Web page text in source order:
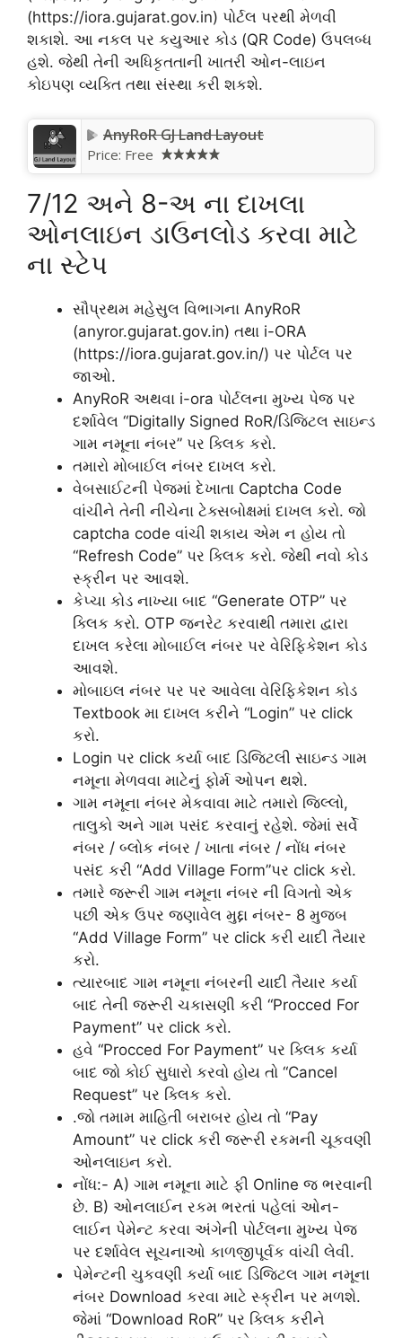
(https://iora.gujarat.gov.in) પોર્ટલ પરથી મેળવી
શકાશે. આ નકલ પર કયુઆર કોડ (QR Code) ઉપલબ્ધ
હશે. જેથી તેની અધિકૃતતાની ખાતરી ઓન-લાઇન
કોઇપણ વ્યક્તિ તથા સંસ્થા કરી શકશે.
AnyRoR GJ Land Layout
Price: Free
7/12 અને 8-અ ના દાખલા
ઓનલાઇન ડાઉનલોડ કરવા માટે
ના સ્ટેપ
સૌપ્રથમ મહેસુલ વિભાગના AnyRoR
(anyror.gujarat.gov.in) તથા i-ORA
(https://iora.gujarat.gov.in/) પર પોર્ટલ પર
જાઓ.
AnyRoR અથવા i-ora પોર્ટલના મુખ્ય પેજ પર
દર્શાવેલ “Digitally Signed RoR/ડિજિટલ સાઇન્ડ
ગામ નમૂના નંબર” પર ક્લિક કરો.
તમારો મોબાઈલ નંબર દાખલ કરો.
વેબસાઈટની પેજમાં દેખાતા Captcha Code
વાંચીને તેની નીચેના ટેક્સબોક્ષમાં દાખલ કરો. જો
captcha code વાંચી શકાય એમ ન હોય તો
“Refresh Code” પર ક્લિક કરો. જેથી નવો કોડ
સ્ક્રીન પર આવશે.
કેપ્ચા કોડ નાખ્યા બાદ “Generate OTP” પર
ક્લિક કરો. OTP જનરેટ કરવાથી તમારા દ્વારા
દાખલ કરેલા મોબાઈલ નંબર પર વેરિફિકેશન કોડ
આવશે.
મોબાઇલ નંબર પર પર આવેલા વેરિફિકેશન કોડ
Textbook મા દાખલ કરીને “Login” પર click
કરો.
Login પર click કર્યા બાદ ડિજિટલી સાઇન્ડ ગામ
નમૂના મેળવવા માટેનું ફોર્મ ઓપન થશે.
ગામ નમૂના નંબર મેકવાવા માટે તમારો જિલ્લો,
તાલુકો અને ગામ પસંદ કરવાનું રહેશે. જેમાં સર્વે
નંબર / બ્લોક નંબર / ખાતા નંબર / નોંધ નંબર
પસંદ કરી “Add Village Form”પર click કરો.
તમારે જરૂરી ગામ નમૂના નંબર ની વિગતો એક
પછી એક ઉપર જણાવેલ મુદ્દા નંબર- 8 મુજબ
“Add Village Form” પર click કરી યાદી તૈયાર
કરો.
ત્યારબાદ ગામ નમૂના નંબરની યાદી તૈયાર કર્યા
બાદ તેની જરૂરી ચકાસણી કરી “Procced For
Payment” પર click કરો.
હવે “Procced For Payment” પર ક્લિક કર્યા
બાદ જો કોઈ સુધારો કરવો હોય તો “Cancel
Request” પર ક્લિક કરો.
.જો તમામ માહિતી બરાબર હોય તો “Pay
Amount” પર click કરી જરૂરી રકમની ચૂકવણી
ઓનલાઇન કરો.
નોંધ:- A) ગામ નમૂના માટે ફી Online જ ભરવાની
છે. B) ઓનલાઈન રકમ ભરતાં પહેલાં ઓન-
લાઈન પેમેન્ટ કરવા અંગેની પોર્ટલના મુખ્ય પેજ
પર દર્શાવેલ સૂચનાઓ કાળજીપૂર્વક વાંચી લેવી.
પેમેન્ટની ચુકવણી કર્યા બાદ ડિજિટલ ગામ નમૂના
નંબર Download કરવા માટે સ્ક્રીન પર મળશે.
જેમાં “Download RoR” પર ક્લિક કરીને